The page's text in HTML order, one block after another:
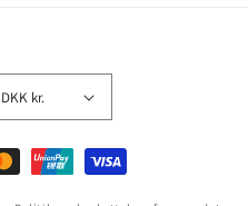
Danmark | DKK kr.